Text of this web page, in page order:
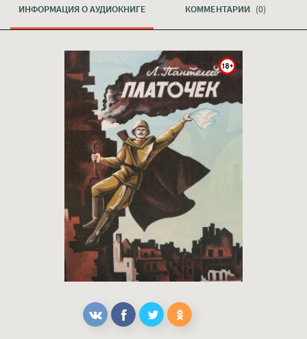
ИНФОРМАЦИЯ О АУДИОКНИГЕ КОММЕНТАРИИ (0)